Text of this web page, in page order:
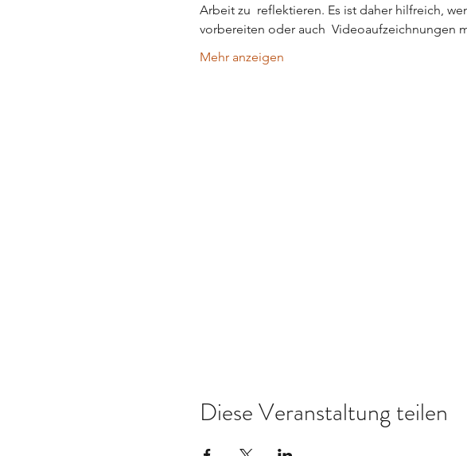
Arbeit zu  reflektieren. Es ist daher hilfreich,
vorbereiten oder auch  Videoaufzeichnungen
Mehr anzeigen
Diese Veranstaltung teilen